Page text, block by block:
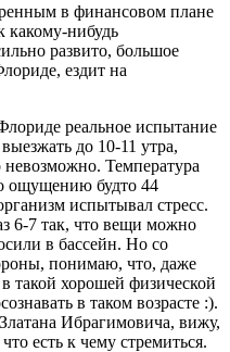
в финансовом плане
какому-нибудь
развито, большое
ездит на
реальное испытание
до 10-11 утра,
невозможно. Температура
ощущению будто 44
испытывал стресс.
6-7 так, что вещи можно
в бассейн. Но со
понимаю, что, даже
такой хорошей физической
в таком возрасте :).
Ибрагимовича, вижу,
есть к чему стремиться.